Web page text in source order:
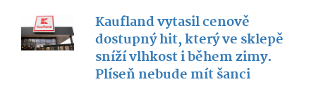
Kaufland vytasil cenově
dostupný hit, který ve sklepě
sníží vlhkost i během zimy.
Plíseň nebude mít šanci